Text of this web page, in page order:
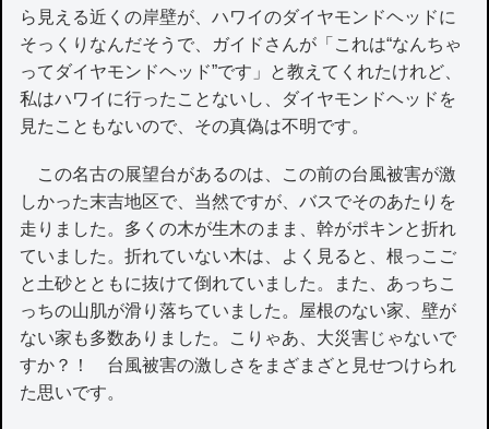
ら見える近くの岸壁が、ハワイのダイヤモンドヘッドに
そっくりなんだそうで、ガイドさんが「これは“なんちゃ
ってダイヤモンドヘッド”です」と教えてくれたけれど、
私はハワイに行ったことないし、ダイヤモンドヘッドを
見たこともないので、その真偽は不明です。
この名古の展望台があるのは、この前の台風被害が激
しかった末吉地区で、当然ですが、バスでそのあたりを
走りました。多くの木が生木のまま、幹がポキンと折れ
ていました。折れていない木は、よく見ると、根っこご
と土砂とともに抜けて倒れていました。また、あっちこ
っちの山肌が滑り落ちていました。屋根のない家、壁が
ない家も多数ありました。こりゃあ、大災害じゃないで
すか？！ 台風被害の激しさをまざまざと見せつけられ
た思いです。